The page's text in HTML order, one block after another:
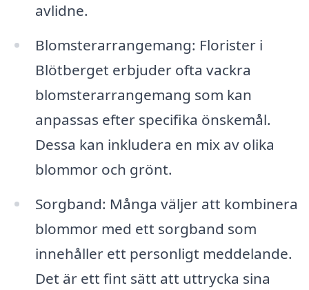
avlidne.
Blomsterarrangemang: Florister i
Blötberget erbjuder ofta vackra
blomsterarrangemang som kan
anpassas efter specifika önskemål.
Dessa kan inkludera en mix av olika
blommor och grönt.
Sorgband: Många väljer att kombinera
blommor med ett sorgband som
innehåller ett personligt meddelande.
Det är ett fint sätt att uttrycka sina